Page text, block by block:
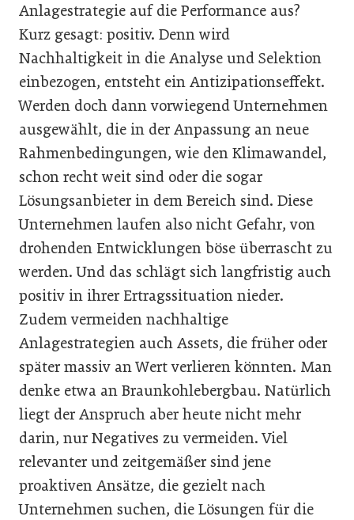
Anlagestrategie auf die Performance aus?
Kurz gesagt: positiv. Denn wird
Nachhaltigkeit in die Analyse und Selektion
einbezogen, entsteht ein Antizipationseffekt.
Werden doch dann vorwiegend Unternehmen
ausgewählt, die in der Anpassung an neue
Rahmenbedingungen, wie den Klimawandel,
schon recht weit sind oder die sogar
Lösungsanbieter in dem Bereich sind. Diese
Unternehmen laufen also nicht Gefahr, von
drohenden Entwicklungen böse überrascht zu
werden. Und das schlägt sich langfristig auch
positiv in ihrer Ertragssituation nieder.
Zudem vermeiden nachhaltige
Anlagestrategien auch Assets, die früher oder
später massiv an Wert verlieren könnten. Man
denke etwa an Braunkohlebergbau. Natürlich
liegt der Anspruch aber heute nicht mehr
darin, nur Negatives zu vermeiden. Viel
relevanter und zeitgemäßer sind jene
proaktiven Ansätze, die gezielt nach
Unternehmen suchen, die Lösungen für die